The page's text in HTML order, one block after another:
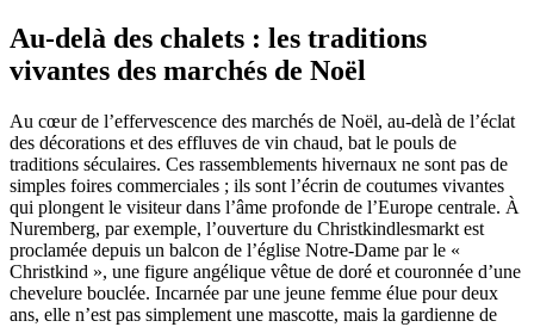
Au-delà des chalets : les traditions
vivantes des marchés de Noël
Au cœur de l’effervescence des marchés de Noël, au-delà de l’éclat
des décorations et des effluves de vin chaud, bat le pouls de
traditions séculaires. Ces rassemblements hivernaux ne sont pas de
simples foires commerciales ; ils sont l’écrin de coutumes vivantes
qui plongent le visiteur dans l’âme profonde de l’Europe centrale. À
Nuremberg, par exemple, l’ouverture du Christkindlesmarkt est
proclamée depuis un balcon de l’église Notre-Dame par le «
Christkind », une figure angélique vêtue de doré et couronnée d’une
chevelure bouclée. Incarnée par une jeune femme élue pour deux
ans, elle n’est pas simplement une mascotte, mais la gardienne de